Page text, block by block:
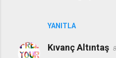
YANITLA
Kıvanç Altıntaş